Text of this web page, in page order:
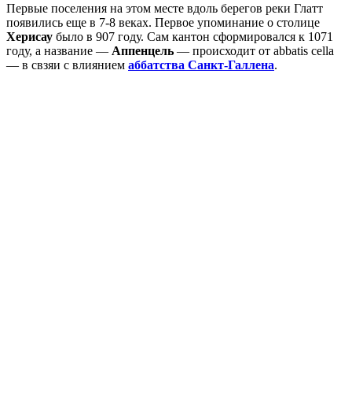
Первые поселения на этом месте вдоль берегов реки Глатт
появились еще в 7-8 веках. Первое упоминание о столице
Херисау было в 907 году. Сам кантон сформировался к 1071
году, а название — Аппенцель — происходит от abbatis cella
— в свзяи с влиянием аббатства Санкт-Галлена.